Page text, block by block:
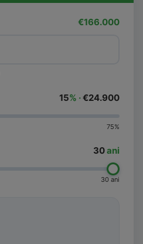
€166.000
15% ·€24.900
75%
30ani
30 ani